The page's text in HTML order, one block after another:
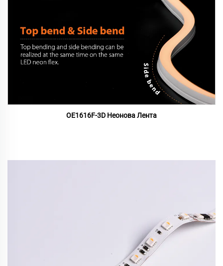
OE1616F-3D Неонова Лента